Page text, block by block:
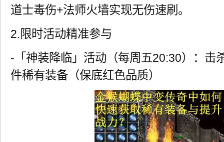
道士毒伤+法师火墙实现无伤速刷。
2.限时活动精准参与
-「神装降临」活动（每周五20:30）：击
件稀有装备（保底红色品质）